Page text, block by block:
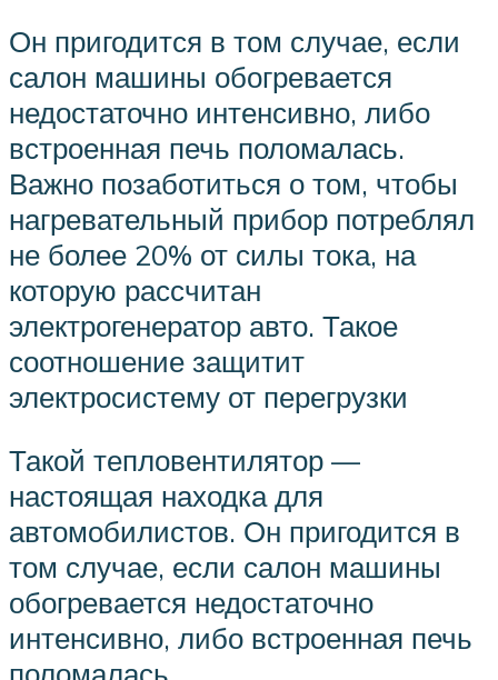
Он пригодится в том случае, если
салон машины обогревается
недостаточно интенсивно, либо
встроенная печь поломалась.
Важно позаботиться о том, чтобы
нагревательный прибор потреблял
не более 20% от силы тока, на
которую рассчитан
электрогенератор авто. Такое
соотношение защитит
электросистему от перегрузки
Такой тепловентилятор —
настоящая находка для
автомобилистов. Он пригодится в
том случае, если салон машины
обогревается недостаточно
интенсивно, либо встроенная печь